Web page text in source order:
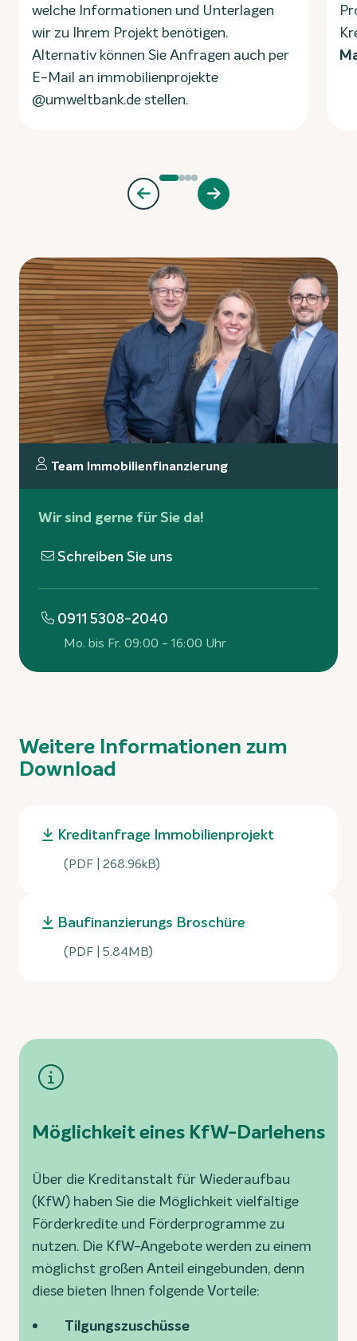
welche Informationen und Unterlagen
wir zu Ihrem Projekt benötigen.
Alternativ können Sie Anfragen auch per
E-Mail an immobilienprojekte
@umweltbank.de stellen.
Team Immobilienfinanzierung
Wir sind gerne für Sie da!
Schreiben Sie uns
0911 5308-2040
Mo. bis Fr. 09:00 - 16:00 Uhr
Weitere Informationen zum
Download
Kreditanfrage Immobilienprojekt
(PDF | 268.96kB)
Baufinanzierungs Broschüre
(PDF | 5.84MB)
Möglichkeit eines KfW-Darlehens
Über die Kreditanstalt für Wiederaufbau
(KfW) haben Sie die Möglichkeit vielfältige
Förderkredite und Förderprogramme zu
nutzen. Die KfW-Angebote werden zu einem
möglichst großen Anteil eingebunden, denn
diese bieten Ihnen folgende Vorteile:
Tilgungszuschüsse